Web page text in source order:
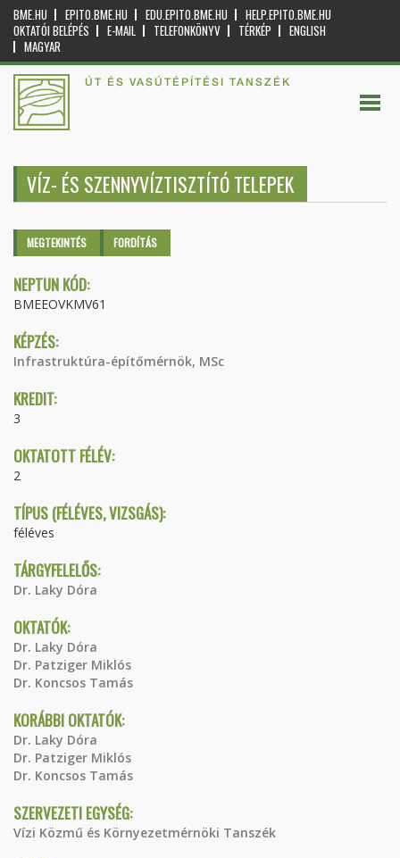
BME.HU EPITO.BME.HU EDU.EPITO.BME.HU
HELP.EPITO.BME.HU
OKTATÓI BELÉPÉS
E-MAIL TELEFONKÖNYV TÉRKÉP
ENGLISH
MAGYAR
ÚT ÉS VASÚTÉPÍTÉSI TANSZÉK
VÍZ- ÉS SZENNYVÍZTISZTÍTÓ TELEPEK
Elsődleges fülek
MEGTEKINTÉS (AKTÍVFORDÍTÁS
NEPTUN KÓD:
BMEEOVKMV61
KÉPZÉS:
Infrastruktúra-építőmérnök, MSc
KREDIT:
3
OKTATOTT FÉLÉV:
2
TÍPUS (FÉLÉVES, VIZSGÁS):
féléves
TÁRGYFELELŐS:
Dr. Laky Dóra
OKTATÓK:
Dr. Laky Dóra
Dr. Patziger Miklós
Dr. Koncsos Tamás
KORÁBBI OKTATÓK:
Dr. Laky Dóra
Dr. Patziger Miklós
Dr. Koncsos Tamás
SZERVEZETI EGYSÉG:
Vízi Közmű és Környezetmérnöki Tanszék